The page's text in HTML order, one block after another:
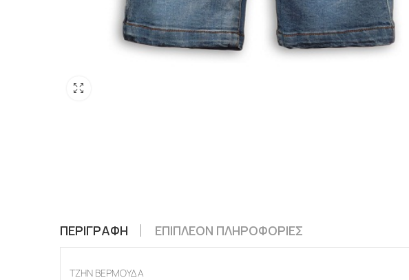
ΠΕΡΙΓΡΑΦΉ ΕΠΙΠΛΈΟΝ ΠΛΗΡΟΦΟΡΊΕΣ
ΤΖΗΝ ΒΕΡΜΟΥΔΑ